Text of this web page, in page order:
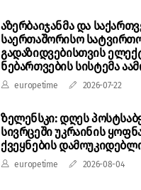
აზერბაიჯანმა და
საერთაშორისო
გადაზიდვებისთვის
ნებართვების სისტემა
europetime 2026-07-22
ზელენსკი: დღეს
სივრცეში უკრაინის
ქვეყნების
europetime 2026-08-04